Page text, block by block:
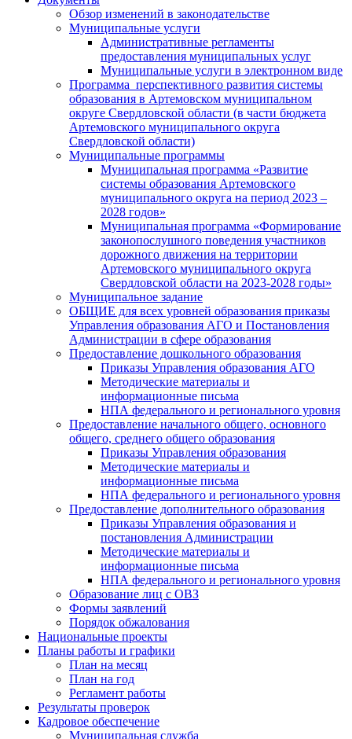
Обзор изменений в законодательстве
Муниципальные услуги
Административные регламенты
предоставления муниципальных услуг
Муниципальные услуги в электронном виде
Программа перспективного развития системы
образования в Артемовском муниципальном
округе Свердловской области (в части бюджета
Артемовского муниципального округа
Свердловской области)
Муниципальные программы
Муниципальная программа «Развитие
системы образования Артемовского
муниципального округа на период 2023 –
2028 годов»
Муниципальная программа «Формирование
законопослушного поведения участников
дорожного движения на территории
Артемовского муниципального округа
Свердловской области на 2023-2028 годы»
Муниципальное задание
ОБЩИЕ для всех уровней образования приказы
Управления образования АГО и Постановления
Администрации в сфере образования
Предоставление дошкольного образования
Приказы Управления образования АГО
Методические материалы и
информационные письма
НПА федерального и регионального уровня
Предоставление начального общего, основного
общего, среднего общего образования
Приказы Управления образования
Методические материалы и
информационные письма
НПА федерального и регионального уровня
Предоставление дополнительного образования
Приказы Управления образования и
постановления Администрации
Методические материалы и
информационные письма
НПА федерального и регионального уровня
Образование лиц с ОВЗ
Формы заявлений
Порядок обжалования
Национальные проекты
Планы работы и графики
План на месяц
План на год
Регламент работы
Результаты проверок
Кадровое обеспечение
Муниципальная служба